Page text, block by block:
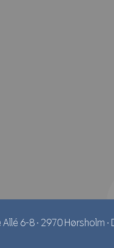
Allé 6-8 ∙ 2970 Hørsholm ∙